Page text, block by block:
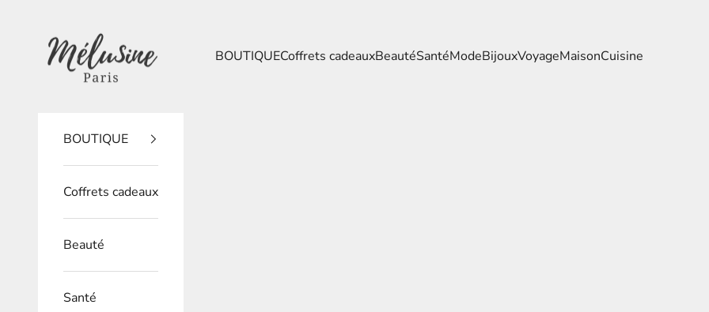
Mélusine Paris
BOUTIQUECoffrets cadeauxBeautéSantéModeBijouxVoyageMaisonCuisine
BOUTIQUE
Coffrets cadeaux
Beauté
Santé